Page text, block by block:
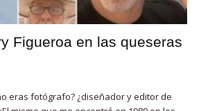
Figueroa en las queseras
no eras fotógrafo? ¿diseñador y editor de